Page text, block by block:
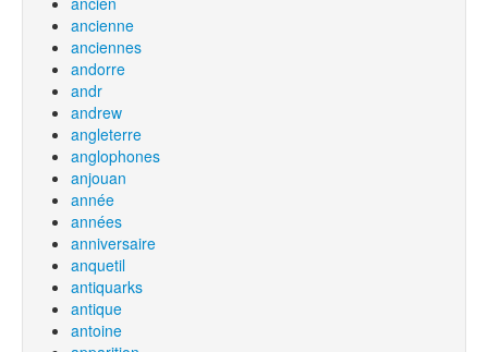
ancienne
anciennes
andorre
andr
andrew
angleterre
anglophones
anjouan
année
années
anniversaire
anquetil
antiquarks
antique
antoine